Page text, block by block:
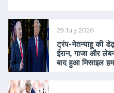
29 July 2026
ट्रंप-नेतन्याहू की
ईरान, गाजा और
बाद हुआ मिसाइल